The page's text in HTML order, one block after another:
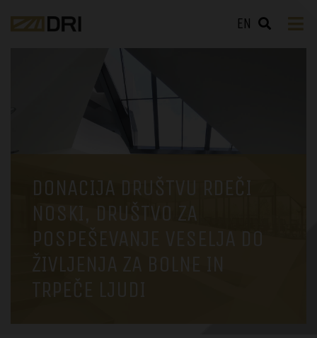
EN
DONACIJA DRUŠTVU RDEČI
NOSKI, DRUŠTVO ZA
POSPEŠEVANJE VESELJA DO
ŽIVLJENJA ZA BOLNE IN
TRPEČE LJUDI